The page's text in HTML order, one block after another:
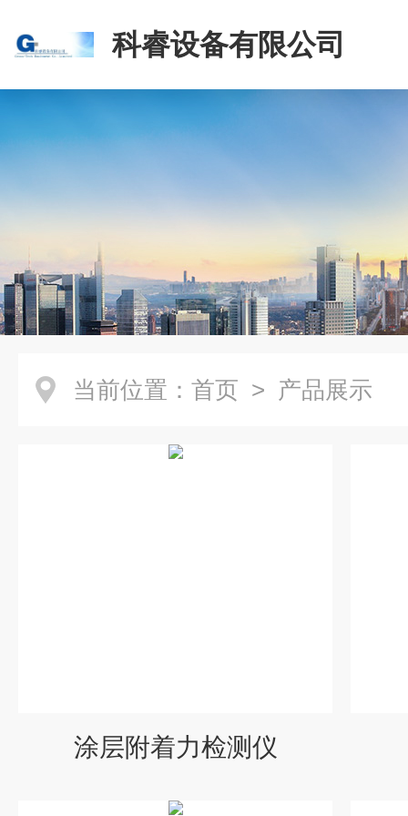
科睿设备有限公司
当前位置： 首页 > 产品展示
涂层附着力检测仪